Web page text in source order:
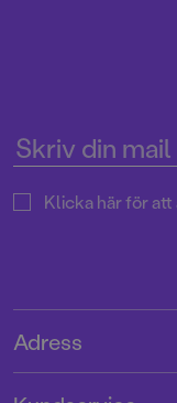
Klicka här för
Adress